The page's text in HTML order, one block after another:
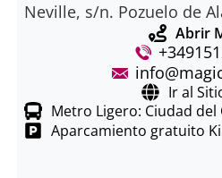
Neville, s/n. Pozuelo de
Abrir
Ir al
Metro Ligero: Ciudad del
Aparcamiento gratuito